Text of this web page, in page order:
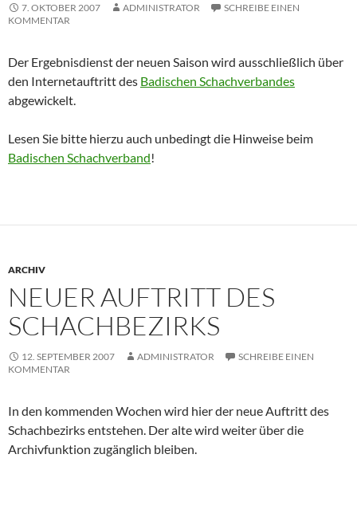
7. OKTOBER 2007 ADMINISTRATOR
SCHREIBE EINEN
KOMMENTAR
Der Ergebnisdienst der neuen Saison wird ausschließlich über
den Internetauftritt des Badischen Schachverbandes
abgewickelt.
Lesen Sie bitte hierzu auch unbedingt die Hinweise beim
Badischen Schachverband!
ARCHIV
NEUER AUFTRITT DES
SCHACHBEZIRKS
12. SEPTEMBER 2007 ADMINISTRATOR
SCHREIBE EINEN
KOMMENTAR
In den kommenden Wochen wird hier der neue Auftritt des
Schachbezirks entstehen. Der alte wird weiter über die
Archivfunktion zugänglich bleiben.